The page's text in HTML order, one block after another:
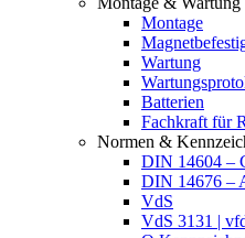
Montage
Wartung
Batterien
Fachkraft für
Normen &
DIN 14604 –
DIN 14676 –
VdS
VdS 3131 |